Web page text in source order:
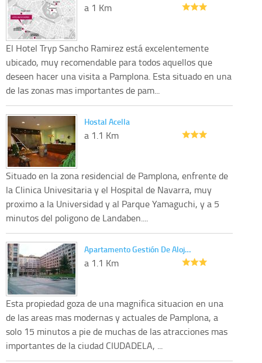
a 1 Km
El Hotel Tryp Sancho Ramirez está excelentemente
ubicado, muy recomendable para todos aquellos que
deseen hacer una visita a Pamplona. Esta situado en una
de las zonas mas importantes de pam...
Hostal Acella
a 1.1 Km
Situado en la zona residencial de Pamplona, enfrente de
la Clinica Univesitaria y el Hospital de Navarra, muy
proximo a la Universidad y al Parque Yamaguchi, y a 5
minutos del poligono de Landaben....
Apartamento Gestión De Aloj…
a 1.1 Km
Esta propiedad goza de una magnifica situacion en una
de las areas mas modernas y actuales de Pamplona, a
solo 15 minutos a pie de muchas de las atracciones mas
importantes de la ciudad CIUDADELA, ...